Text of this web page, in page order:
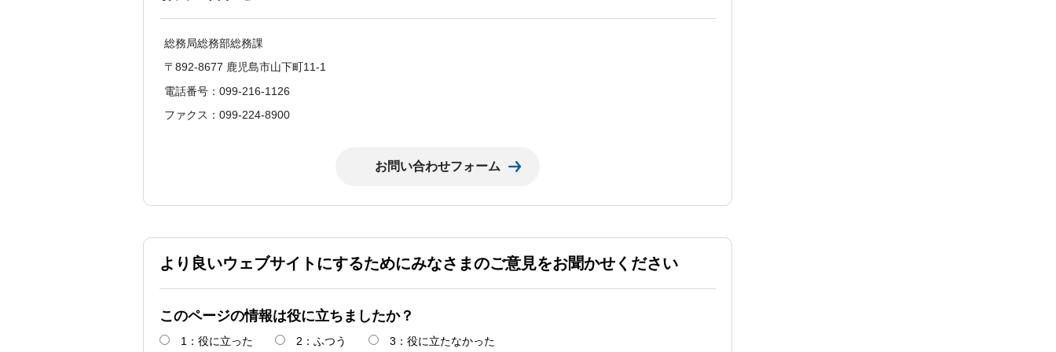
総務局総務部総務課
〒892-8677 鹿児島市山下町11-1
電話番号：099-216-1126
ファクス：099-224-8900
より良いウェブサイトにするためにみなさまのご意見をお聞かせください
このページの情報は役に立ちましたか？
1：役に立った 2：ふつう 3：役に立たなかった